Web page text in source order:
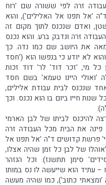
זרה לפי שׁשׁורה שם 'רוח
'אל תפנו אל האלילים'), והוא
ואדם שנכנס לתוך מקום זה
זרה ונדבק ברע. והוא נכנס
את היושב שם כמו נדה. כך
לא יודע כי בנפשו הוא ('חסד
כל מי, 'זכר דוד' לר' דוד זכות
'ואולי היינו טעמא' בשם חסד
שנכנס לבית עבודת אלילים,
חייו ביום בו הוא נכנס. וכך
להיכנס לביתו של לבן הארמי
את הבית מכל העבודה זרה
פרשת קדושים ד"ה 'אל תפנו אל
של לבן כל זמן שהיה אצלו,
סימן תתשנז). וכל הנזהר
– עתיד הוא שייעשה לו נס במותו
כתוב'), כמו שהיה מעשה